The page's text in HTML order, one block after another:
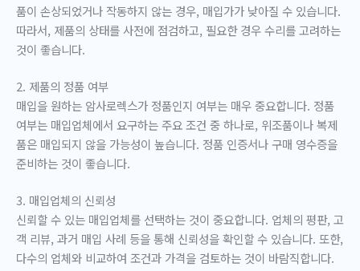
품이 손상되었거나 작동하지 않는 경우, 매입가가 낮아질 수 있습니다.
따라서, 제품의 상태를 사전에 점검하고, 필요한 경우 수리를 고려하는
것이 좋습니다.
2. 제품의 정품 여부
매입을 원하는 암사로렉스가 정품인지 여부는 매우 중요합니다. 정품
여부는 매입업체에서 요구하는 주요 조건 중 하나로, 위조품이나 복제
품은 매입되지 않을 가능성이 높습니다. 정품 인증서나 구매 영수증을
준비하는 것이 좋습니다.
3. 매입업체의 신뢰성
신뢰할 수 있는 매입업체를 선택하는 것이 중요합니다. 업체의 평판, 고
객 리뷰, 과거 매입 사례 등을 통해 신뢰성을 확인할 수 있습니다. 또한,
다수의 업체와 비교하여 조건과 가격을 검토하는 것이 바람직합니다.